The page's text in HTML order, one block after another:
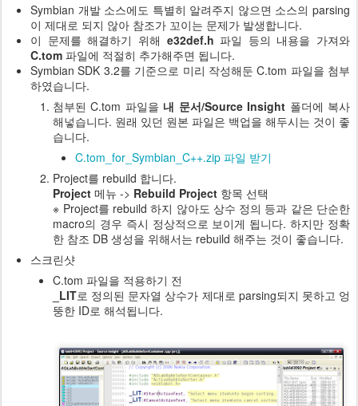
Symbian 개발 소스에도 특별히 알려주지 않으면 소스의 parsing
이 제대로 되지 않아 참조가 꼬이는 문제가 발생합니다.
이 문제를 해결하기 위해 e32def.h 파일 등의 내용을 가져와
C.tom 파일에 적절히 추가해주면 됩니다.
Symbian SDK 3.2를 기준으로 미리 작성해둔 C.tom 파일을 첨부
하였습니다.
첨부된 C.tom 파일을 내 문서/Source Insight 폴더에 복사
해넣습니다. 원래 있던 원본 파일은 백업을 해두시는 것이 좋
습니다.
C.tom_for_Symbian_C++.zip 파일 받기
Project를 rebuild 합니다.
Project 메뉴 -> Rebuild Project 항목 선택
※ Project를 rebuild 하지 않아도 상수 정의 등과 같은 단순한
macro의 경우 즉시 정상적으로 보이게 됩니다. 하지만 정확
한 참조 DB 생성을 위해서는 rebuild 해주는 것이 좋습니다.
스크린샷
C.tom 파일을 적용하기 전
_LIT로 정의된 문자열 상수가 제대로 parsing되지 못하고 엉
뚱한 ID로 해석됩니다.